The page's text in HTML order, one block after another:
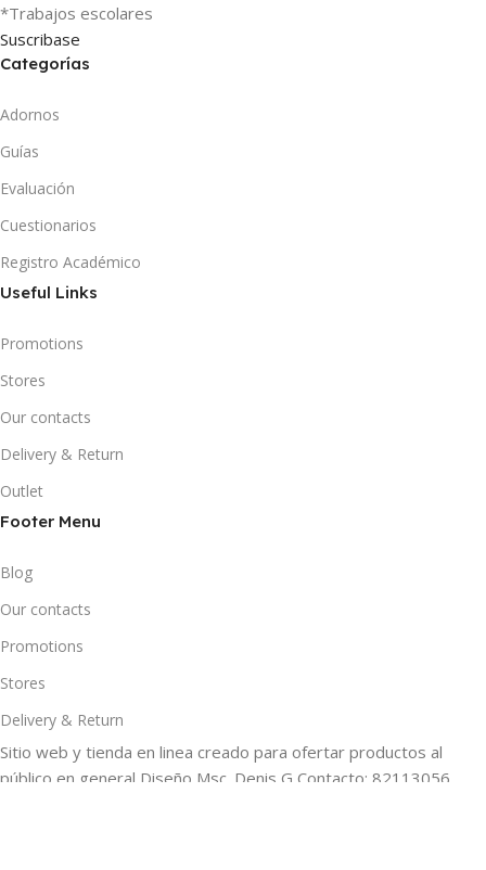
*Trabajos escolares
Suscribase
Categorías
Adornos
Guías
Evaluación
Cuestionarios
Registro Académico
Useful Links
Promotions
Stores
Our contacts
Delivery & Return
Outlet
Footer Menu
Blog
Our contacts
Promotions
Stores
Delivery & Return
Sitio web y tienda en linea creado para ofertar productos al
público en general Diseño Msc. Denis G Contacto: 82113056